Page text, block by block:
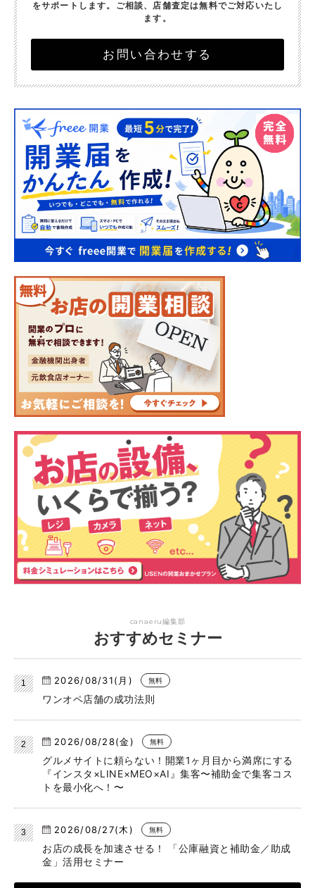
をサポートします。 ご相談、店舗査定は無料でご対応いたし
ます。
お問い合わせする
canaeru編集部
おすすめセミナー
2026/08/31(月) 無料
ワンオペ店舗の成功法則
2026/08/28(金) 無料
グルメサイトに頼らない！開業1ヶ月目から満席にする
『インスタ×LINE×MEO×AI』集客〜補助金で集客コス
トを最小化へ！〜
2026/08/27(木) 無料
お店の成長を加速させる！ 「公庫融資と補助金／助成
金」活用セミナー